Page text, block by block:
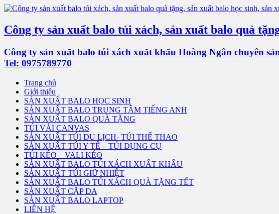
Công ty sản xuất balo túi xách, sản xuất balo quà
Công ty sản xuất balo túi xách xuất khẩu Hoàng Ngân chuyên
Tel: 0975789770
Trang chủ
Giới thiệu
SẢN XUẤT BALO HỌC SINH
SẢN XUẤT BALO TRUNG TÂM TIẾNG ANH
SẢN XUẤT BALO QUÀ TẶNG
TÚI VẢI CANVAS
SẢN XUẤT TÚI DU LỊCH- TÚI THỂ THAO
SẢN XUẤT TÚI Y TẾ – TÚI DỤNG CỤ
TÚI KÉO – VALI KÉO
SẢN XUẤT BALO TÚI XÁCH XUẤT KHẨU
SẢN XUẤT TÚI GIỮ NHIỆT
SẢN XUẤT BALO TÚI XÁCH QUÀ TẶNG TẾT
SẢN XUẤT CẶP DA
SẢN XUẤT BALO LAPTOP
LIÊN HỆ